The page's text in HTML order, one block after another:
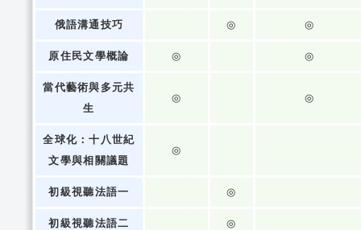
俄語溝通技巧 ◎ ◎
原住民文學概論 ◎ ◎
當代藝術與多元共
生
◎ ◎
全球化：十八世紀
文學與相關議題
◎
初級視聽法語一 ◎
初級視聽法語二 ◎